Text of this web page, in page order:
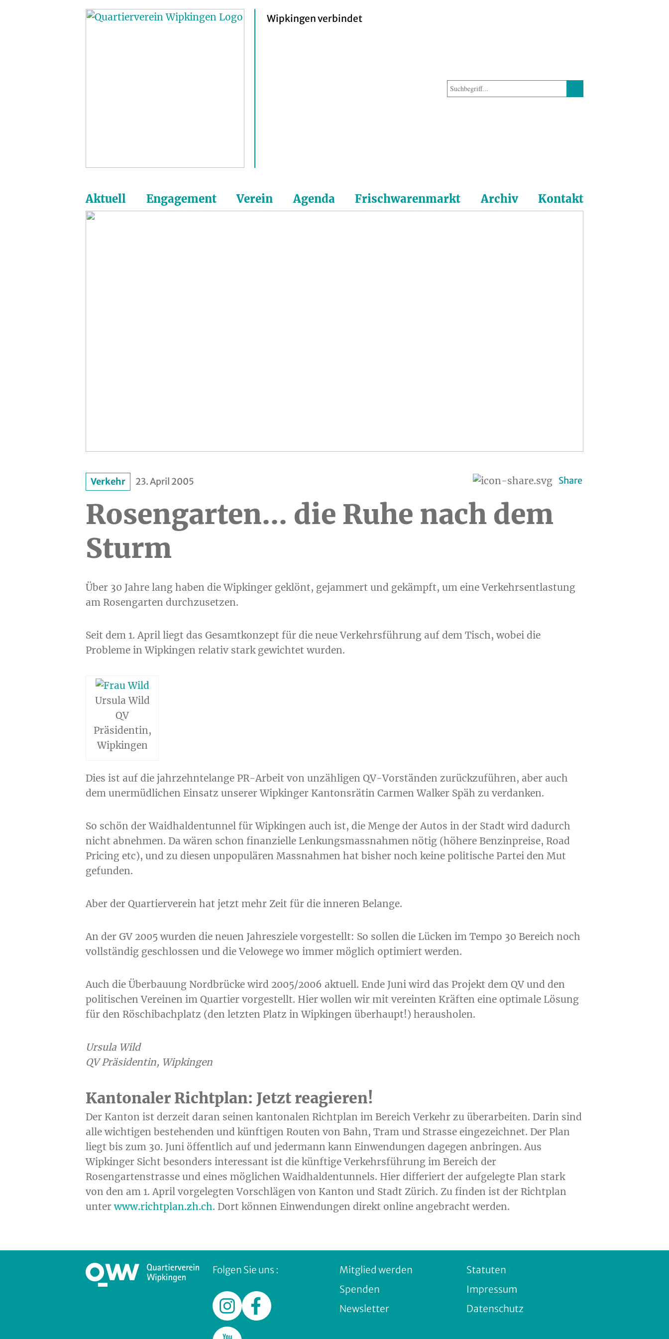
Wipkingen verbindet
Aktuell Engagement Verein Agenda Frischwarenmarkt Archiv Kontakt
Share
Verkehr 23. April 2005
Rosengarten… die Ruhe nach dem
Sturm
Über 30 Jahre lang haben die Wipkinger geklönt, gejammert und gekämpft, um eine Verkehrsentlastung
am Rosengarten durchzusetzen.
Seit dem 1. April liegt das Gesamtkonzept für die neue Verkehrsführung auf dem Tisch, wobei die
Probleme in Wipkingen relativ stark gewichtet wurden.
Ursula Wild
QV
Präsidentin,
Wipkingen
Dies ist auf die jahrzehntelange PR-Arbeit von unzähligen QV-Vorständen zurückzuführen, aber auch
dem unermüdlichen Einsatz unserer Wipkinger Kantonsrätin Carmen Walker Späh zu verdanken.
So schön der Waidhaldentunnel für Wipkingen auch ist, die Menge der Autos in der Stadt wird dadurch
nicht abnehmen. Da wären schon finanzielle Lenkungsmassnahmen nötig (höhere Benzinpreise, Road
Pricing etc), und zu diesen unpopulären Massnahmen hat bisher noch keine politische Partei den Mut
gefunden.
Aber der Quartierverein hat jetzt mehr Zeit für die inneren Belange.
An der GV 2005 wurden die neuen Jahresziele vorgestellt: So sollen die Lücken im Tempo 30 Bereich noch
vollständig geschlossen und die Velowege wo immer möglich optimiert werden.
Auch die Überbauung Nordbrücke wird 2005/2006 aktuell. Ende Juni wird das Projekt dem QV und den
politischen Vereinen im Quartier vorgestellt. Hier wollen wir mit vereinten Kräften eine optimale Lösung
für den Röschibachplatz (den letzten Platz in Wipkingen überhaupt!) herausholen.
Ursula Wild
QV Präsidentin, Wipkingen
Kantonaler Richtplan: Jetzt reagieren!
Der Kanton ist derzeit daran seinen kantonalen Richtplan im Bereich Verkehr zu überarbeiten. Darin sind
alle wichtigen bestehenden und künftigen Routen von Bahn, Tram und Strasse eingezeichnet. Der Plan
liegt bis zum 30. Juni öffentlich auf und jedermann kann Einwendungen dagegen anbringen. Aus
Wipkinger Sicht besonders interessant ist die künftige Verkehrsführung im Bereich der
Rosengartenstrasse und eines möglichen Waidhaldentunnels. Hier differiert der aufgelegte Plan stark
von den am 1. April vorgelegten Vorschlägen von Kanton und Stadt Zürich. Zu finden ist der Richtplan
unterwww.richtplan.zh.ch. Dort können Einwendungen direkt online angebracht werden.
Folgen Sie uns :
Mitglied werden
Spenden
Newsletter
Statuten
Impressum
Datenschutz